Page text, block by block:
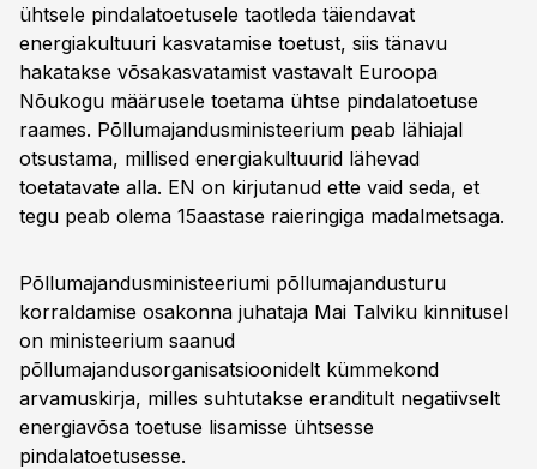
ühtsele pindalatoetusele taotleda täiendavat
energiakultuuri kasvatamise toetust, siis tänavu
hakatakse võsakasvatamist vastavalt Euroopa
Nõukogu määrusele toetama ühtse pindalatoetuse
raames. Põllumajandusministeerium peab lähiajal
otsustama, millised energiakultuurid lähevad
toetatavate alla. EN on kirjutanud ette vaid seda, et
tegu peab olema 15aastase raieringiga madalmetsaga.
Põllumajandusministeeriumi põllumajandusturu
korraldamise osakonna juhataja Mai Talviku kinnitusel
on ministeerium saanud
põllumajandusorganisatsioonidelt kümmekond
arvamuskirja, milles suhtutakse eranditult negatiivselt
energiavõsa toetuse lisamisse ühtsesse
pindalatoetusesse.